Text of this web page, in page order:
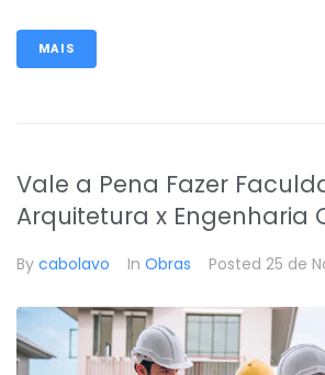
MAIS
Vale a Pena Fazer
Arquitetura x Engenharia
By cabolavo In Obras Posted 25 de